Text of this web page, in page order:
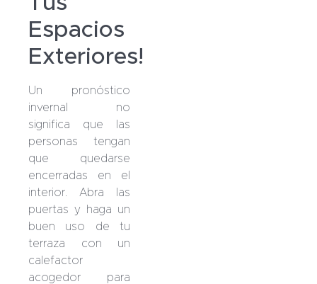
Espacios
Exteriores!
Un pronóstico
invernal no
significa que las
personas tengan
que quedarse
encerradas en el
interior. Abra las
puertas y haga un
buen uso de tu
terraza con un
calefactor
acogedor para